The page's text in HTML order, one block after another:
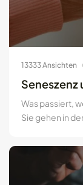
13333 Ansichten
Seneszenz
Was passiert,
Sie gehen in